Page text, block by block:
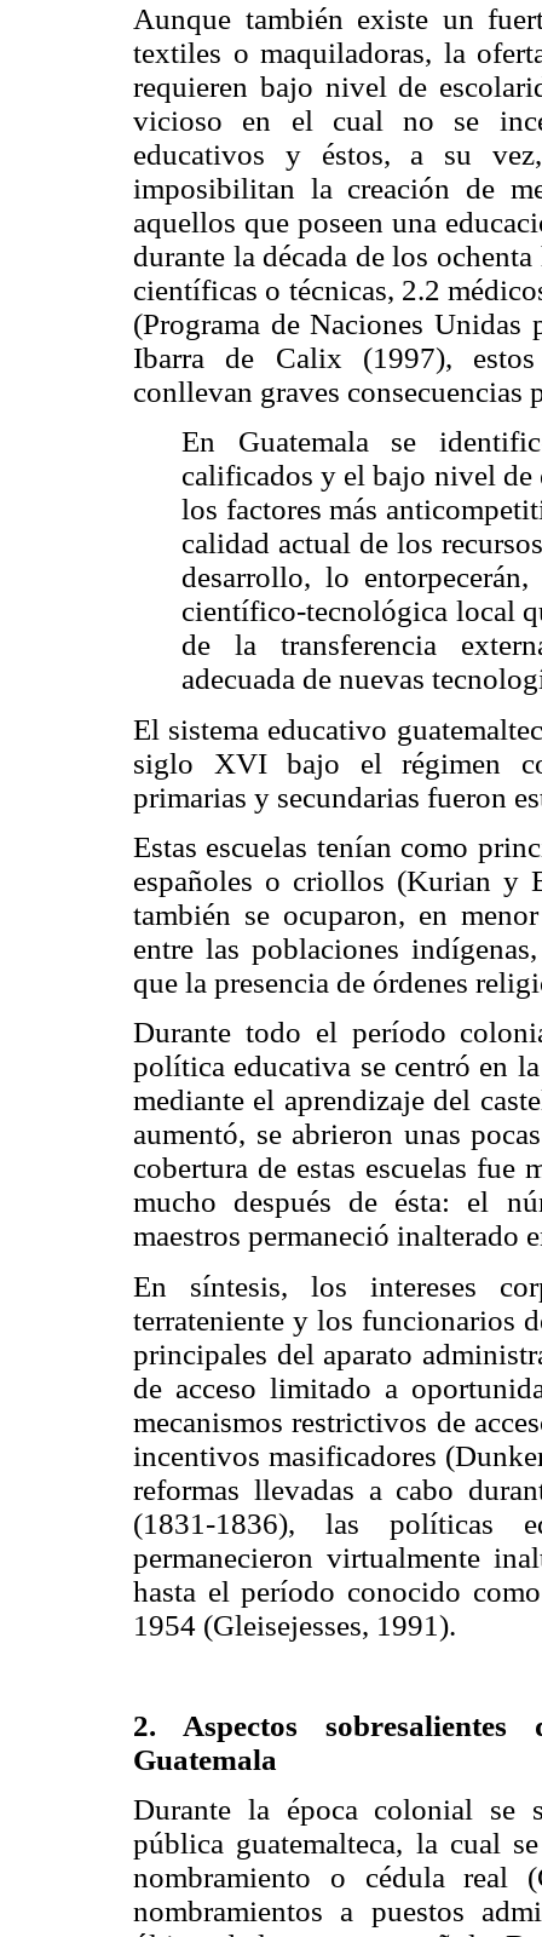
Aunque también existe un
textiles o maquiladoras, la
requieren bajo nivel de
vicioso en el cual no se
educativos y éstos, a su
imposibilitan la creación de
aquellos que poseen una
durante la década de los
científicas o técnicas, 2.2
(Programa de Naciones
Ibarra de Calix (1997),
conllevan graves consecuencias
En Guatemala se
calificados y el bajo nivel
los factores más
calidad actual de los
desarrollo, lo
científico-tecnológica local
de la transferencia
adecuada de nuevas
El sistema educativo
siglo XVI bajo el régimen
primarias y secundarias fueron
Estas escuelas tenían como
españoles o criollos (Kurian y
también se ocuparon, en
entre las poblaciones
que la presencia de órdenes
Durante todo el período
política educativa se centró en
mediante el aprendizaje del
aumentó, se abrieron unas
cobertura de estas escuelas
mucho después de ésta: el
maestros permaneció inalterado
En síntesis, los intereses
terrateniente y los funcionarios
principales del aparato
de acceso limitado a
mecanismos restrictivos de
incentivos masificadores
reformas llevadas a cabo
(1831-1836), las políticas
permanecieron virtualmente
hasta el período conocido
1954 (Gleisejesses, 1991).
2. Aspectos
Guatemala
Durante la época colonial se
pública guatemalteca, la cual
nombramiento o cédula real
nombramientos a puestos